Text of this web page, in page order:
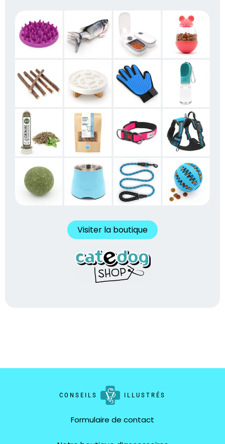
Visiter la boutique
CONSEILS ILLUSTRÉS
Formulaire de contact